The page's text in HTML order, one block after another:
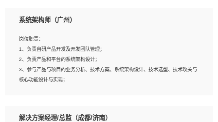
2、1年以上Golang开发工作经验，能独立完成相应项目开发；
与实现，熟悉常用开源框架及设计模式；
4、熟悉Golang、连接池、消息队列等组件使用、熟悉后端开发、测试、调试流程
跟工具使用；
5、对技术有激情，喜欢钻研，能快速接受和掌握新技术，学习能力和工作责任心
强，良好的沟通表达能力和团队协作能力。
系统架构师（广州）
岗位职责：
1、负责自研产品开发及开发团队管理；
2、负责产品和平台的系统架构设计；
3、参与产品与项目的业务分析、技术方案、系统架构设计、技术选型、技术攻关与
核心功能设计与实现；
解决方案经理/总监（成都/济南）